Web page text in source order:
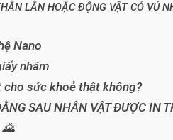
LẰN HOẶC ĐỘNG VẬT CÓ VÚ
Nano
nhám
sức khoẻ thật không?
SAU NHÂN VẬT ĐƯỢC IN
🌄